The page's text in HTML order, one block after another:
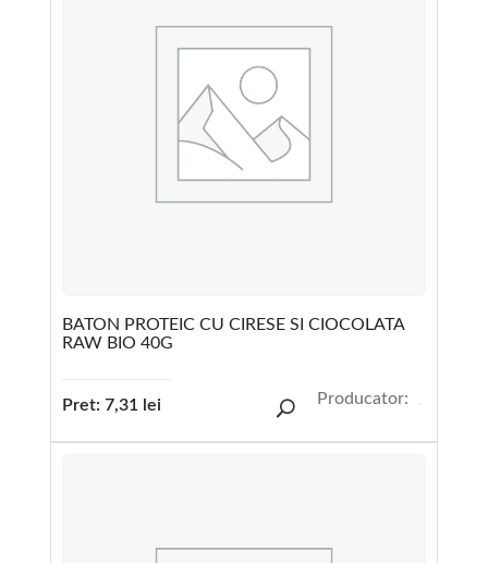
BATON PROTEIC CU CIRESE SI CIOCOLATA
RAW BIO 40G
Pret: 7,31 lei Producator: